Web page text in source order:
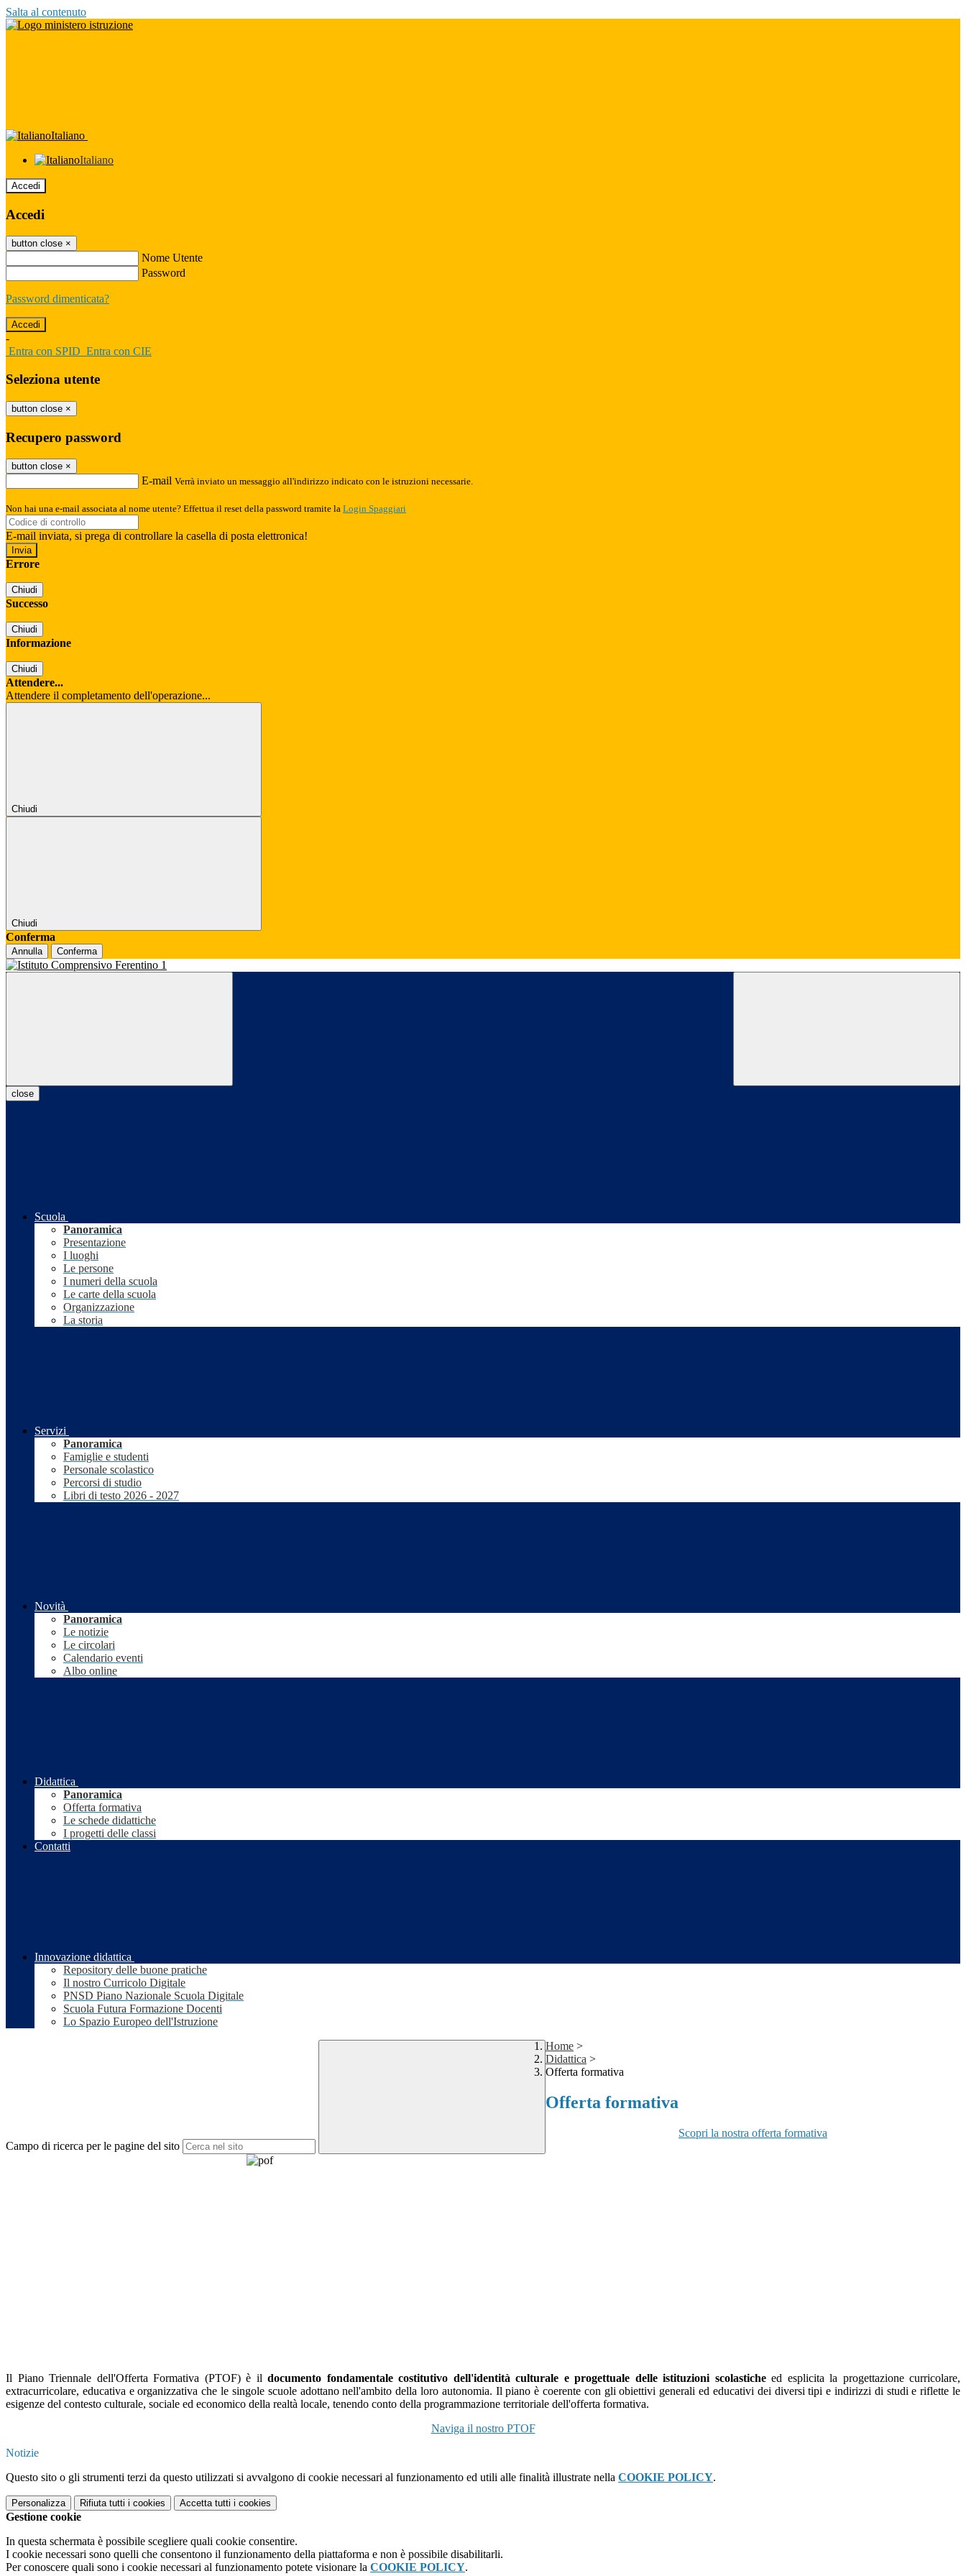
Salta al contenuto
Italiano
Italiano
Accedi
Accedi
button close ×
Nome Utente
Password
Password dimenticata?
-
Entra con SPID Entra con CIE
Seleziona utente
button close ×
Recupero password
button close ×
E-mail Verrà inviato un messaggio all'indirizzo indicato con le istruzioni necessarie.
Non hai una e-mail associata al nome utente? Effettua il reset della password tramite la Login Spaggiari
E-mail inviata, si prega di controllare la casella di posta elettronica!
Errore
Chiudi
Successo
Chiudi
Informazione
Chiudi
Attendere...
Attendere il completamento dell'operazione...
Chiudi
Chiudi
Conferma
Annulla Conferma
close
Scuola
Panoramica
Presentazione
I luoghi
Le persone
I numeri della scuola
Le carte della scuola
Organizzazione
La storia
Servizi
Panoramica
Famiglie e studenti
Personale scolastico
Percorsi di studio
Libri di testo 2026 - 2027
Novità
Panoramica
Le notizie
Le circolari
Calendario eventi
Albo online
Didattica
Panoramica
Offerta formativa
Le schede didattiche
I progetti delle classi
Contatti
Innovazione didattica
Repository delle buone pratiche
Il nostro Curricolo Digitale
PNSD Piano Nazionale Scuola Digitale
Scuola Futura Formazione Docenti
Lo Spazio Europeo dell'Istruzione
Campo di ricerca per le pagine del sito
Home >
Didattica >
Offerta formativa
Offerta formativa
Scopri la nostra offerta formativa
Il Piano Triennale dell'Offerta Formativa (PTOF) è il documento fondamentale costitutivo dell'identità culturale e progettuale delle istituzioni scolastiche ed esplicita la progettazione curricolare,
extracurricolare, educativa e organizzativa che le singole scuole adottano nell'ambito della loro autonomia. Il piano è coerente con gli obiettivi generali ed educativi dei diversi tipi e indirizzi di studi e riflette le
esigenze del contesto culturale, sociale ed economico della realtà locale, tenendo conto della programmazione territoriale dell'offerta formativa.
Naviga il nostro PTOF
Notizie
Questo sito o gli strumenti terzi da questo utilizzati si avvalgono di cookie necessari al funzionamento ed utili alle finalità illustrate nella COOKIE POLICY.
Personalizza Rifiuta tutti i cookies Accetta tutti i cookies
Gestione cookie
In questa schermata è possibile scegliere quali cookie consentire.
I cookie necessari sono quelli che consentono il funzionamento della piattaforma e non è possibile disabilitarli.
Per conoscere quali sono i cookie necessari al funzionamento potete visionare la COOKIE POLICY.